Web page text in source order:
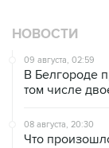
НОВОСТИ
09 августа, 02:59
В Белгороде
том числе
08 августа, 20:30
Что